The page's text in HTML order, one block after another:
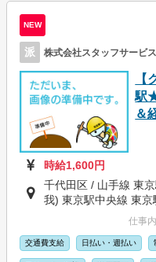
NEW
派 株式会社スタッフサービ
【
駅
＆
時給1,600円
千代田区 / 山手線 東
我) 東京駅中央線 東
仕事
交通費支給 日払い・週払い